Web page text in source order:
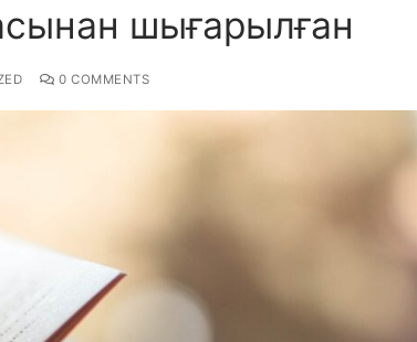
шығарылған
0 COMMENTS